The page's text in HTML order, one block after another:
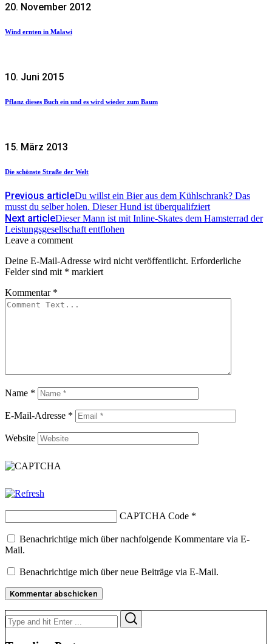
20. November 2012
Wind ernten in Malawi
10. Juni 2015
Pflanz dieses Buch ein und es wird wieder zum Baum
15. März 2013
Die schönste Straße der Welt
Previous articleDu willst ein Bier aus dem Kühlschrank? Das
musst du selber holen. Dieser Hund ist überqualifziert
Next articleDieser Mann ist mit Inline-Skates dem Hamsterrad der
Leistungsgesellschaft entflohen
Leave a comment
Deine E-Mail-Adresse wird nicht veröffentlicht. Erforderliche
Felder sind mit * markiert
Kommentar *
Name *
E-Mail-Adresse *
Website
CAPTCHA Code *
Benachrichtige mich über nachfolgende Kommentare via E-
Mail.
Benachrichtige mich über neue Beiträge via E-Mail.
Search
for: